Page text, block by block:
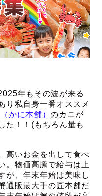
年もその波が来る
り私自身一番オススメ
かに本舗） のカニが
た！！(もちろん量も
高いお金を出して食べ
。物価高騰で給与は上
が、年末年始は美味し
通販最大手の匠本舗だ